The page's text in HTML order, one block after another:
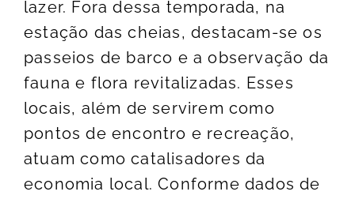
lazer. Fora dessa temporada, na
estação das cheias, destacam-se os
passeios de barco e a observação da
fauna e flora revitalizadas. Esses
locais, além de servirem como
pontos de encontro e recreação,
atuam como catalisadores da
economia local. Conforme dados de